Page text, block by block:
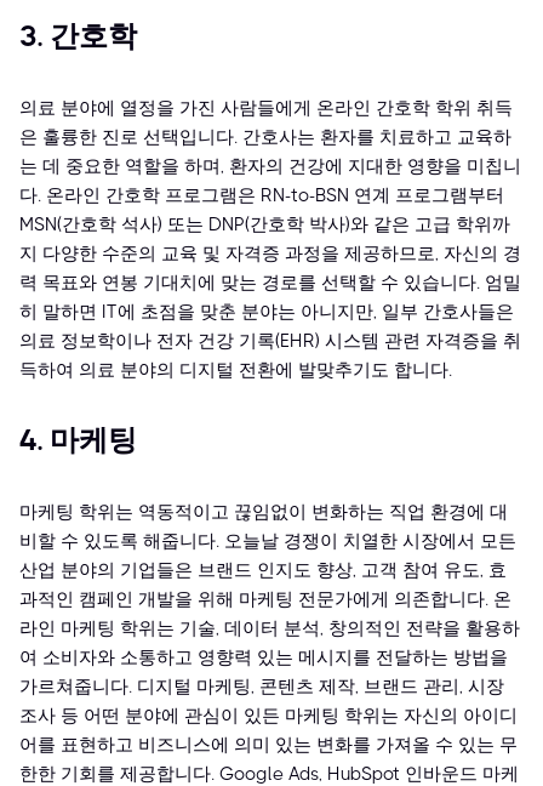
3. 간호학
의료 분야에 열정을 가진 사람들에게 온라인 간호학 학위 취득
은 훌륭한 진로 선택입니다. 간호사는 환자를 치료하고 교육하
는 데 중요한 역할을 하며, 환자의 건강에 지대한 영향을 미칩니
다. 온라인 간호학 프로그램은 RN-to-BSN 연계 프로그램부터
MSN(간호학 석사) 또는 DNP(간호학 박사)와 같은 고급 학위까
지 다양한 수준의 교육 및 자격증 과정을 제공하므로, 자신의 경
력 목표와 연봉 기대치에 맞는 경로를 선택할 수 있습니다. 엄밀
히 말하면 IT에 초점을 맞춘 분야는 아니지만, 일부 간호사들은
의료 정보학이나 전자 건강 기록(EHR) 시스템 관련 자격증을 취
득하여 의료 분야의 디지털 전환에 발맞추기도 합니다.
4. 마케팅
마케팅 학위는 역동적이고 끊임없이 변화하는 직업 환경에 대
비할 수 있도록 해줍니다. 오늘날 경쟁이 치열한 시장에서 모든
산업 분야의 기업들은 브랜드 인지도 향상, 고객 참여 유도, 효
과적인 캠페인 개발을 위해 마케팅 전문가에게 의존합니다. 온
라인 마케팅 학위는 기술, 데이터 분석, 창의적인 전략을 활용하
여 소비자와 소통하고 영향력 있는 메시지를 전달하는 방법을
가르쳐줍니다. 디지털 마케팅, 콘텐츠 제작, 브랜드 관리, 시장
조사 등 어떤 분야에 관심이 있든 마케팅 학위는 자신의 아이디
어를 표현하고 비즈니스에 의미 있는 변화를 가져올 수 있는 무
한한 기회를 제공합니다. Google Ads, HubSpot 인바운드 마케